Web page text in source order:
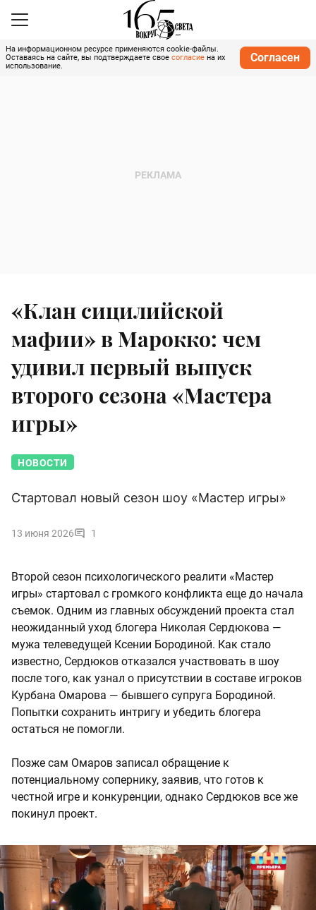
На информационном ресурсе применяются cookie-файлы.
Оставаясь на сайте, вы подтверждаете свое согласие на их
использование.
Согласен
«Клан сицилийской
мафии» в Марокко: чем
удивил первый выпуск
второго сезона «Мастера
игры»
НОВОСТИ
Стартовал новый сезон шоу «Мастер игры»
13 июня 2026 1
Второй сезон психологического реалити «Мастер
игры» стартовал с громкого конфликта еще до начала
съемок. Одним из главных обсуждений проекта стал
неожиданный уход блогера Николая Сердюкова —
мужа телеведущей Ксении Бородиной. Как стало
известно, Сердюков отказался участвовать в шоу
после того, как узнал о присутствии в составе игроков
Курбана Омарова — бывшего супруга Бородиной.
Попытки сохранить интригу и убедить блогера
остаться не помогли.
Позже сам Омаров записал обращение к
потенциальному сопернику, заявив, что готов к
честной игре и конкуренции, однако Сердюков все же
покинул проект.